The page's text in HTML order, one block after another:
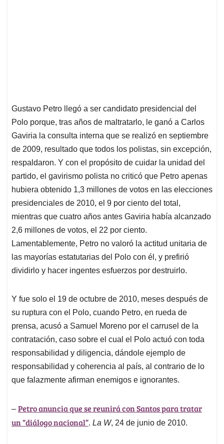
Gustavo Petro llegó a ser candidato presidencial del
Polo porque, tras años de maltratarlo, le ganó a Carlos
Gaviria la consulta interna que se realizó en septiembre
de 2009, resultado que todos los polistas, sin excepción,
respaldaron. Y con el propósito de cuidar la unidad del
partido, el gavirismo polista no criticó que Petro apenas
hubiera obtenido 1,3 millones de votos en las elecciones
presidenciales de 2010, el 9 por ciento del total,
mientras que cuatro años antes Gaviria había alcanzado
2,6 millones de votos, el 22 por ciento.
Lamentablemente, Petro no valoró la actitud unitaria de
las mayorías estatutarias del Polo con él, y prefirió
dividirlo y hacer ingentes esfuerzos por destruirlo.
Y fue solo el 19 de octubre de 2010, meses después de
su ruptura con el Polo, cuando Petro, en rueda de
prensa, acusó a Samuel Moreno por el carrusel de la
contratación, caso sobre el cual el Polo actuó con toda
responsabilidad y diligencia, dándole ejemplo de
responsabilidad y coherencia al país, al contrario de lo
que falazmente afirman enemigos e ignorantes.
– Petro anuncia que se reunirá con Santos para tratar
un “diálogo nacional”. La W, 24 de junio de 2010.